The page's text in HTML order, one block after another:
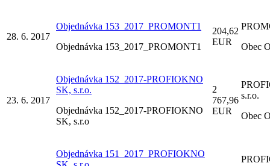
28. 6. 2017
Objednávka 153_2017_PROMONT1
Objednávka 153_2017_PROMONT1
204,62
EUR
Obec
23. 6. 2017
Objednávka 152_2017-PROFIOKNO
SK, s.r.o.
Objednávka 152_2017-PROFIOKNO
SK, s.r.o
2
767,96
EUR
s.r.o.
Obec
Objednávka 151_2017_PROFIOKNO